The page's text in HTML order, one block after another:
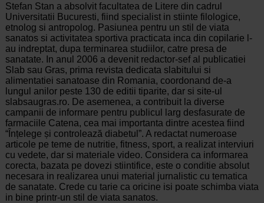
Stefan Stan a absolvit facultatea de Litere din cadrul
Universitatii Bucuresti, fiind specialist in stiinte filologice,
etnolog si antropolog. Pasiunea pentru un stil de viata
sanatos si activitatea sportiva practicata inca din copilarie l-
au indreptat, dupa terminarea studiilor, catre presa de
sanatate. In anul 2006 a devenit redactor-sef al publicatiei
Slab sau Gras, prima revista dedicata slabitului si
alimentatiei sanatoase din Romania, coordonand de-a
lungul anilor peste 130 de editii tiparite, dar si site-ul
slabsaugras.ro. De asemenea, a contribuit la diverse
campanii de informare pentru publicul larg desfasurate de
farmaciile Catena, cea mai importanta dintre acestea fiind
“Înțelege și controlează diabetul”. A redactat numeroase
articole pe teme de nutritie, fitness, sport, a realizat interviuri
cu vedete, dar si materiale video. Considera ca informarea
corecta, bazata pe dovezi stiintifice, este o conditie absolut
necesara in realizarea unui material jurnalistic cu tematica
de sanatate. Crede cu tarie ca oricine isi poate schimba viata
in bine printr-un stil de viata sanatos.